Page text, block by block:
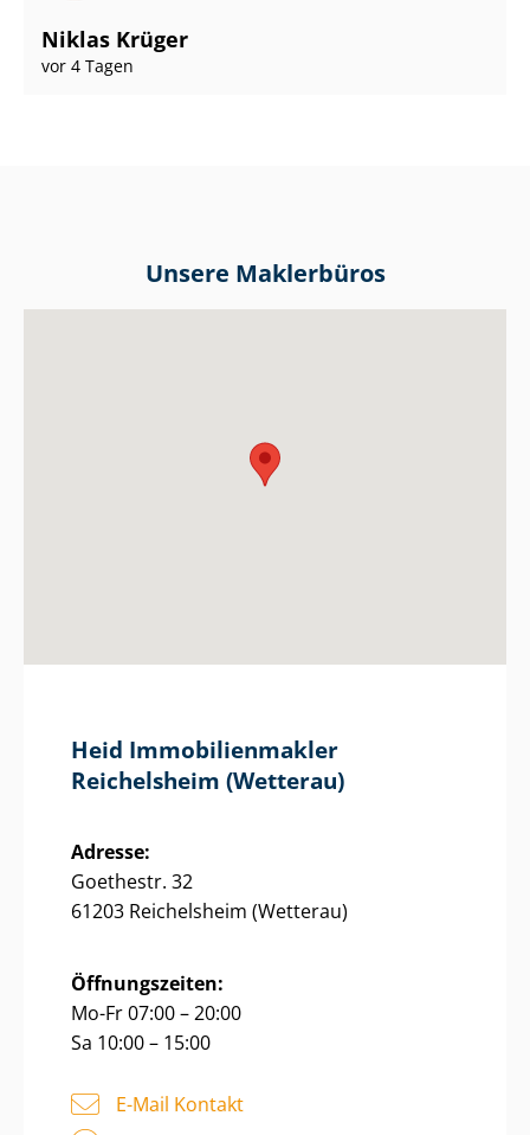
Niklas Krüger
vor 4 Tagen
Unsere Maklerbüros
Heid Im­mo­bi­li­en­mak­ler
Reichelsheim (Wetterau)
Adresse:
Goethestr. 32
61203 Reichelsheim (Wetterau)
Öffnungszeiten:
Mo-Fr 07:00 – 20:00
Sa 10:00 – 15:00
E-Mail Kontakt